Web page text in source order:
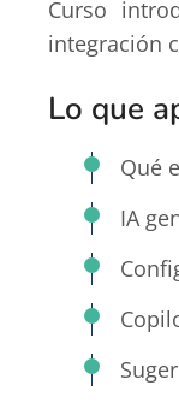
Curso
integración
Lo que
Qué
IA